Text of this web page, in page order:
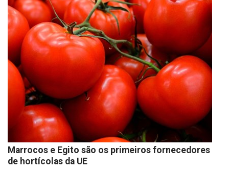
Marrocos e Egito são os primeiros fornecedores
de hortícolas da UE